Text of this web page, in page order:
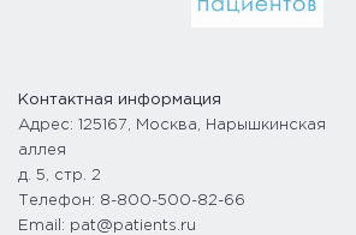
Контактная информация
Адрес: 125167, Москва, Нарышкинская
аллея
д. 5, стр. 2
Телефон: 8-800-500-82-66
Email: pat@patients.ru